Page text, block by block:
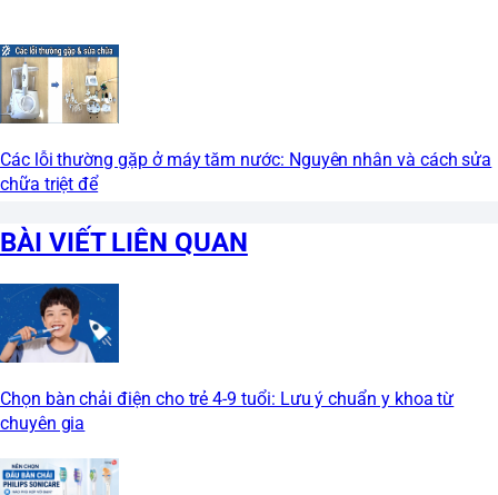
Các lỗi thường gặp ở máy tăm nước: Nguyên nhân và cách sửa
chữa triệt để
BÀI VIẾT LIÊN QUAN
Chọn bàn chải điện cho trẻ 4-9 tuổi: Lưu ý chuẩn y khoa từ
chuyên gia